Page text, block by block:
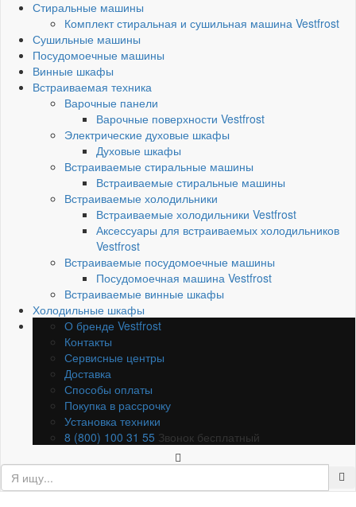
Стиральные машины
Комплект стиральная и сушильная машина Vestfrost
Сушильные машины
Посудомоечные машины
Винные шкафы
Встраиваемая техника
Варочные панели
Варочные поверхности Vestfrost
Электрические духовые шкафы
Духовые шкафы
Встраиваемые стиральные машины
Встраиваемые стиральные машины
Встраиваемые холодильники
Встраиваемые холодильники Vestfrost
Аксессуары для встраиваемых холодильников
Vestfrost
Встраиваемые посудомоечные машины
Посудомоечная машина Vestfrost
Встраиваемые винные шкафы
Холодильные шкафы
О бренде Vestfrost
Контакты
Сервисные центры
Доставка
Способы оплаты
Покупка в рассрочку
Установка техники
8 (800) 100 31 55 Звонок бесплатный